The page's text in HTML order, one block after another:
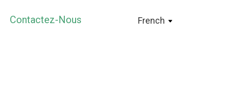
Contactez-Nous French